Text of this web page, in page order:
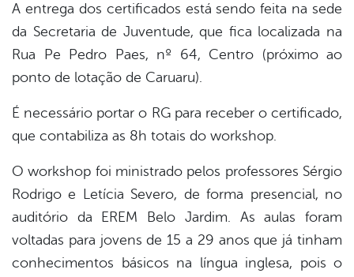
A entrega dos certificados está sendo feita na sede
da Secretaria de Juventude, que fica localizada na
Rua Pe Pedro Paes, nº 64, Centro (próximo ao
ponto de lotação de Caruaru).
É necessário portar o RG para receber o certificado,
que contabiliza as 8h totais do workshop.
O workshop foi ministrado pelos professores Sérgio
Rodrigo e Letícia Severo, de forma presencial, no
auditório da EREM Belo Jardim. As aulas foram
voltadas para jovens de 15 a 29 anos que já tinham
conhecimentos básicos na língua inglesa, pois o